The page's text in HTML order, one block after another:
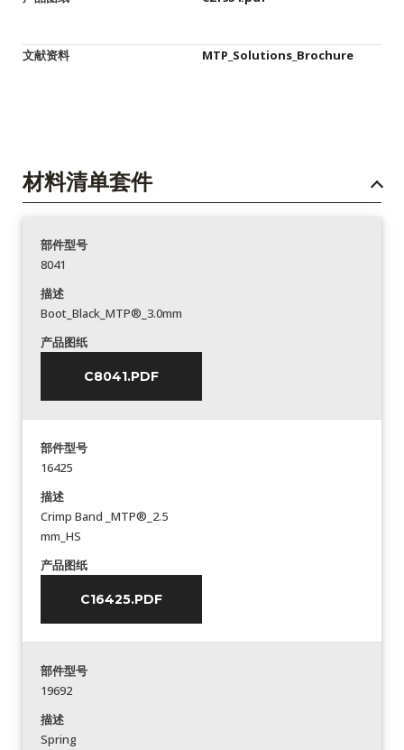
文献资料 MTP_Solutions_Brochure
材料清单套件
部件型号
8041
描述
Boot_Black_MTP®_3.0mm
产品图纸
C8041.PDF
部件型号
16425
描述
Crimp Band _MTP®_2.5
mm_HS
产品图纸
C16425.PDF
部件型号
19692
描述
Spring